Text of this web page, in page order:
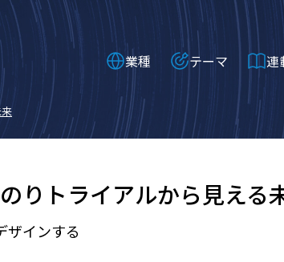
業種 テーマ 連
り――トライアルから見える
ザインする